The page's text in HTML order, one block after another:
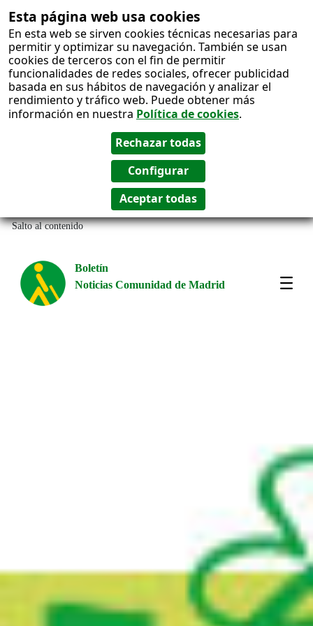
Esta página web usa cookies
En esta web se sirven cookies técnicas necesarias para
permitir y optimizar su navegación. También se usan
cookies de terceros con el fin de permitir
funcionalidades de redes sociales, ofrecer publicidad
basada en sus hábitos de navegación y analizar el
rendimiento y tráfico web. Puede obtener más
información en nuestra Política de cookies.
Salto al contenido
Boletín
Noticias Comunidad de Madrid